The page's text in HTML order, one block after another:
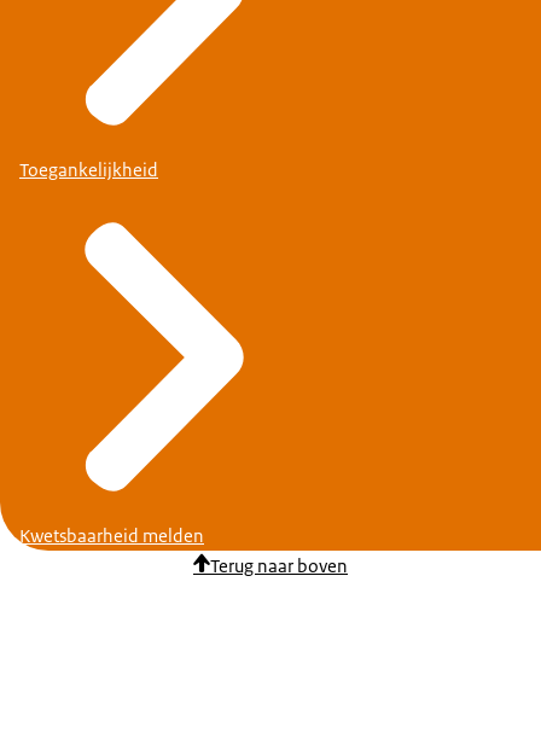
Toegankelijkheid
Kwetsbaarheid melden
Terug naar boven